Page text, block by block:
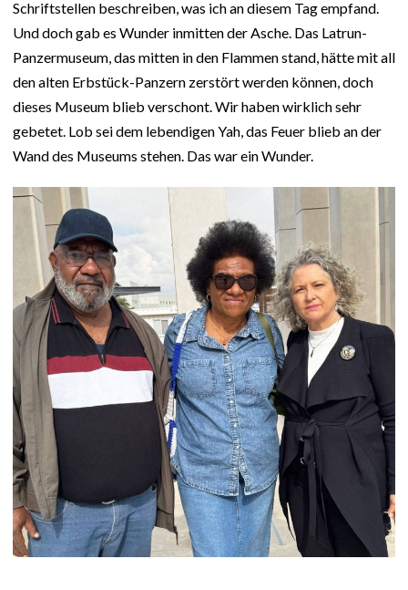
Schriftstellen beschreiben, was ich an diesem Tag empfand.
Und doch gab es Wunder inmitten der Asche. Das Latrun-
Panzermuseum, das mitten in den Flammen stand, hätte mit all
den alten Erbstück-Panzern zerstört werden können, doch
dieses Museum blieb verschont. Wir haben wirklich sehr
gebetet. Lob sei dem lebendigen Yah, das Feuer blieb an der
Wand des Museums stehen. Das war ein Wunder.